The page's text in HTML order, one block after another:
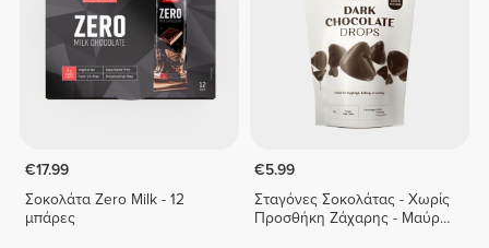
€17.99
Σοκολάτα Zero Milk - 12
μπάρες
€5.99
Σταγόνες Σοκολάτας - Χωρίς
Προσθήκη Ζάχαρης - Μαύρη